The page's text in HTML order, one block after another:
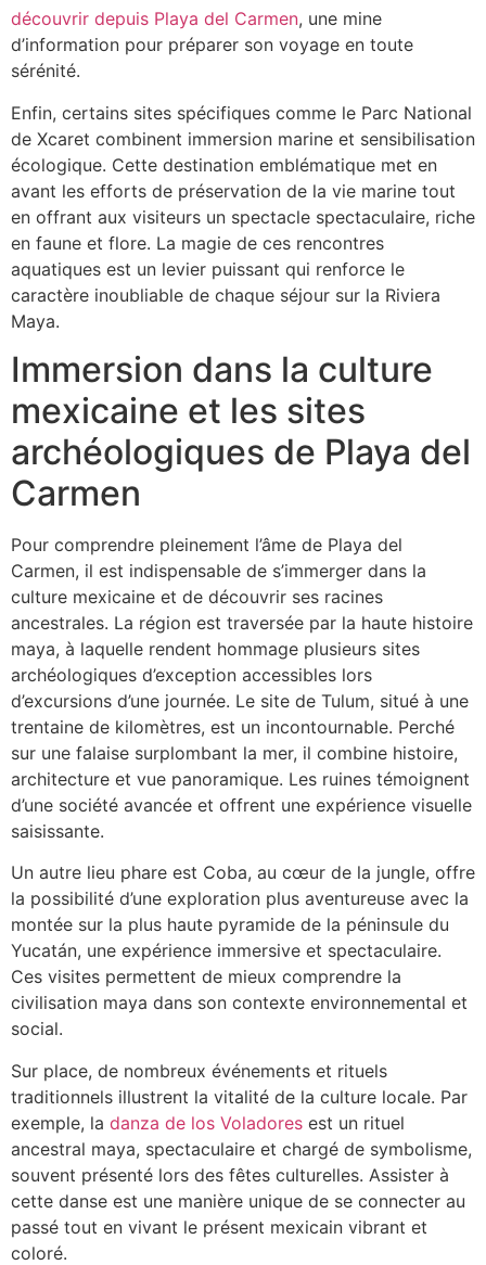
découvrir depuis Playa del Carmen, une mine
d’information pour préparer son voyage en toute
sérénité.
Enfin, certains sites spécifiques comme le Parc National
de Xcaret combinent immersion marine et sensibilisation
écologique. Cette destination emblématique met en
avant les efforts de préservation de la vie marine tout
en offrant aux visiteurs un spectacle spectaculaire, riche
en faune et flore. La magie de ces rencontres
aquatiques est un levier puissant qui renforce le
caractère inoubliable de chaque séjour sur la Riviera
Maya.
Immersion dans la culture
mexicaine et les sites
archéologiques de Playa del
Carmen
Pour comprendre pleinement l’âme de Playa del
Carmen, il est indispensable de s’immerger dans la
culture mexicaine et de découvrir ses racines
ancestrales. La région est traversée par la haute histoire
maya, à laquelle rendent hommage plusieurs sites
archéologiques d’exception accessibles lors
d’excursions d’une journée. Le site de Tulum, situé à une
trentaine de kilomètres, est un incontournable. Perché
sur une falaise surplombant la mer, il combine histoire,
architecture et vue panoramique. Les ruines témoignent
d’une société avancée et offrent une expérience visuelle
saisissante.
Un autre lieu phare est Coba, au cœur de la jungle, offre
la possibilité d’une exploration plus aventureuse avec la
montée sur la plus haute pyramide de la péninsule du
Yucatán, une expérience immersive et spectaculaire.
Ces visites permettent de mieux comprendre la
civilisation maya dans son contexte environnemental et
social.
Sur place, de nombreux événements et rituels
traditionnels illustrent la vitalité de la culture locale. Par
exemple, la danza de los Voladores est un rituel
ancestral maya, spectaculaire et chargé de symbolisme,
souvent présenté lors des fêtes culturelles. Assister à
cette danse est une manière unique de se connecter au
passé tout en vivant le présent mexicain vibrant et
coloré.